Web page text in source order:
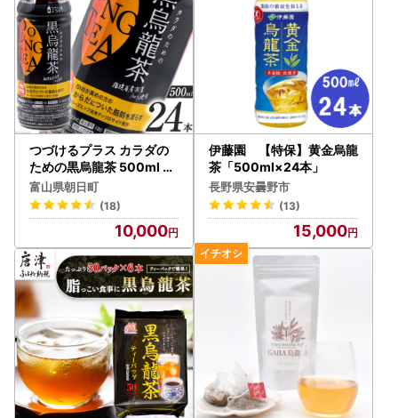
つづけるプラス カラダの
ための黒烏龍茶 500ml ×
24本 1ケース
富山県朝日町
(18)
10,000
伊藤園 【特保】黄金烏龍
茶「500ml×24本」
長野県安曇野市
(13)
15,000